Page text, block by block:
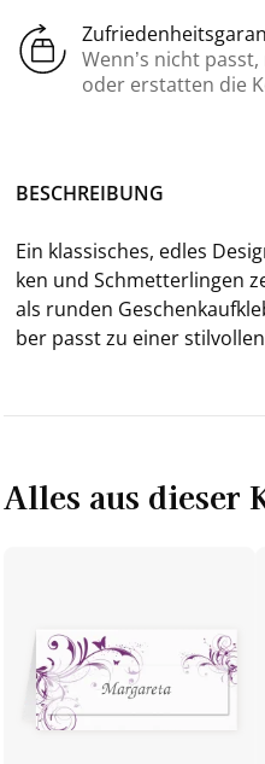
Wenn’s nicht
oder erstatten die
BE­SCHREI­BUNG
Ein klas­si­sches, edles
ken und Schmet­ter­lin­gen
als run­den
ber passt zu einer
Alles aus dieser